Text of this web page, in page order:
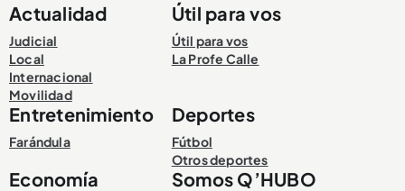
Compartir Noticia
Actualidad
Judicial
Local
Internacional
Movilidad
Útil para vos
Útil para vos
La Profe Calle
Entretenimiento
Farándula
Deportes
Fútbol
Otros deportes
Economía Somos Q’HUBO